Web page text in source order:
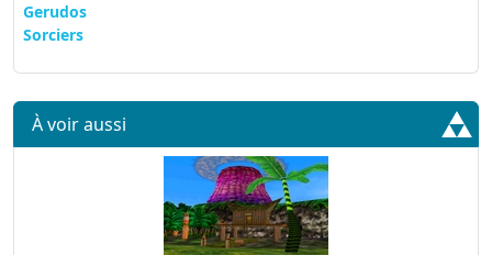
Gerudos
Sorciers
À voir aussi